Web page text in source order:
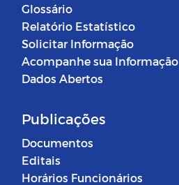
Glossário
Relatório Estatístico
Solicitar Informação
Acompanhe sua Informação
Dados Abertos
Publicações
Documentos
Editais
Horários Funcionários